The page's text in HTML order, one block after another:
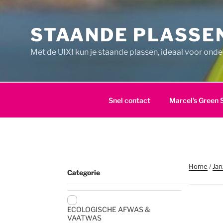
STAANDE
Met de UIXI kun je staande plassen, ideaal voor
Snel contact Marcel’s Green
Home /
Categorie
ECOLOGISCHE AFWAS &
VAATWAS